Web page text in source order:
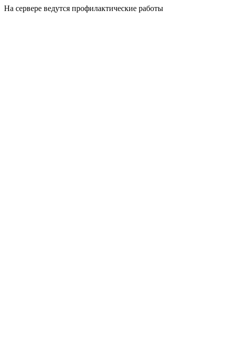
На сервере ведутся профилактические работы